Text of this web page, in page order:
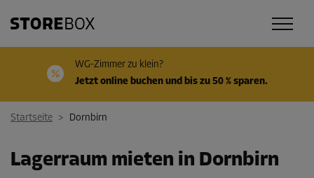
WG-Zimmer zu klein?
Jetzt online buchen und bis zu 50 % sparen.
Startseite > Dornbirn
Lagerraum mieten in Dornbirn